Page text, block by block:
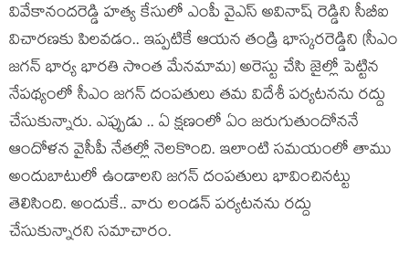
వివేకానంద‌రెడ్డి హ‌త్య కేసులో ఎంపీ వైఎస్ అవినాష్ రెడ్డిని సీబీఐ
విచార‌ణ‌కు పిల‌వ‌డం.. ఇప్ప‌టికే ఆయ‌న తండ్రి భాస్క‌ర‌రెడ్డిని (సీఎం
జ‌గ‌న్ భార్య భార‌తి సొంత మేన‌మామ‌) అరెస్టు చేసి జైల్లో పెట్టిన
నేప‌థ్యంలో సీఎం జ‌గ‌న్ దంప‌తులు త‌మ విదేశీ ప‌ర్య‌ట‌న‌ను ర‌ద్దు
చేసుకున్నారు. ఎప్పుడు .. ఏ క్ష‌ణంలో ఏం జ‌రుగుతుందోన‌నే
ఆందోళ‌న వైసీపీ నేత‌ల్లో నెల‌కొంది. ఇలాంటి స‌మ‌యంలో తాము
అందుబాటులో ఉండాల‌ని జ‌గ‌న్ దంప‌తులు భావించిన‌ట్టు
తెలిసింది. అందుకే.. వారు లండ‌న్ ప‌ర్య‌ట‌నను రద్దు
చేసుకున్నార‌ని స‌మాచారం.